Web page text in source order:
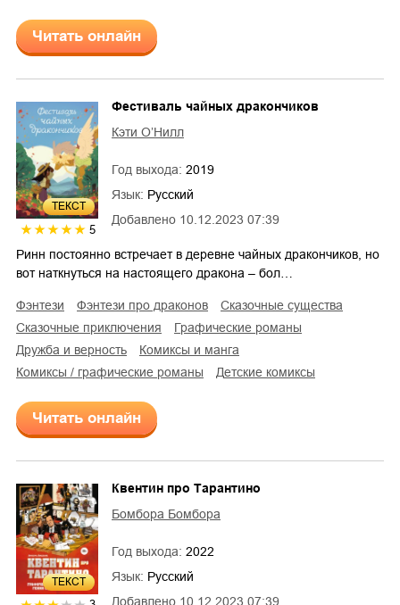
Читать онлайн
ТЕКСТ
5
Добавлено 10.12.2023 07:39
Фестиваль чайных дракончиков
Кэти О’Нилл
Год выхода: 2019
Язык: Русский
Ринн постоянно встречает в деревне чайных дракончиков, но
вот наткнуться на настоящего дракона – бол…
фэнтези фэнтези про драконов
сказочные существа
сказочные приключения
графические романы
дружба и верность
комиксы и манга
комиксы / графические романы
детские комиксы
Читать онлайн
ТЕКСТ
Добавлено 10.12.2023 07:39
Квентин про Тарантино
Бомбора Бомбора
Год выхода: 2022
Язык: Русский